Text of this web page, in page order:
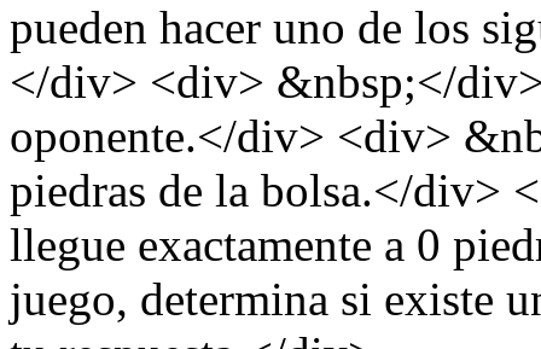
pueden hacer uno de los
</div> <div> &nbsp;</
oponente.</div> <div>
piedras de la bolsa.</div>
llegue exactamente a 0
juego, determina si existe